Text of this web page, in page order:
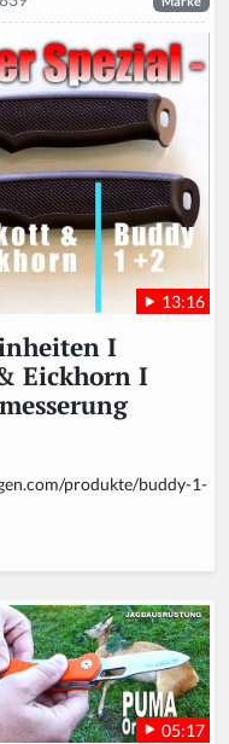
13:16
I
Eickhorn I
produkte/buddy-1-
05:17